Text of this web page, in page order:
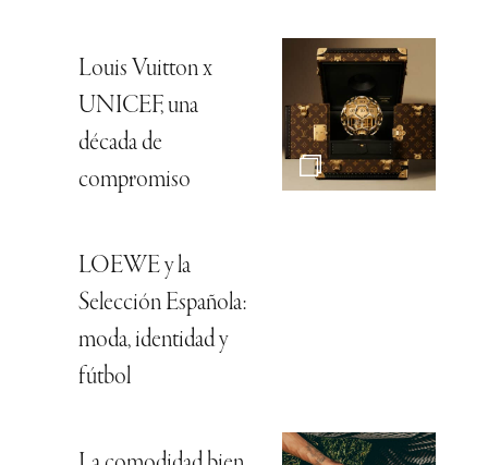
Louis Vuitton x
UNICEF, una
década de
compromiso
LOEWE y la
Selección Española:
moda, identidad y
fútbol